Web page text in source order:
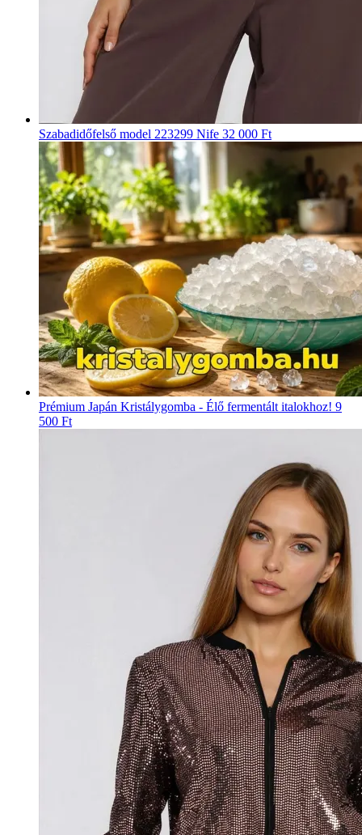
Szabadidőfelső model 223299 Nife 32 000 Ft
Prémium Japán Kristálygomba - Élő fermentált italokhoz! 9
500 Ft